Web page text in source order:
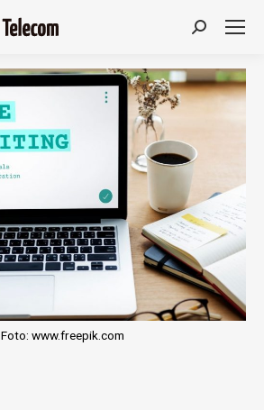
Search:
Foto: www.freepik.com